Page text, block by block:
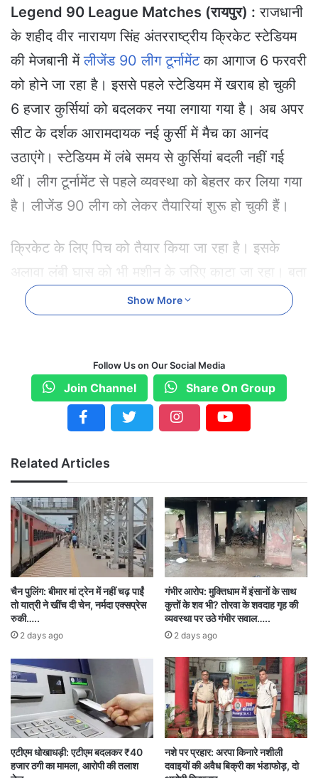
Legend 90 League Matches (रायपुर) : राजधानी
के शहीद वीर नारायण सिंह अंतरराष्ट्रीय क्रिकेट स्टेडियम
की मेजबानी मेंलीजेंड 90 लीग टूर्नामेंटका आगाज 6 फरवरी
को होने जा रहा है। इससे पहले स्टेडियम में खराब हो चुकी
6 हजार कुर्सियां को बदलकर नया लगाया गया है। अब अपर
सीट के दर्शक आरामदायक नई कुर्सी में मैच का आनंद
उठाएंगे। स्टेडियम में लंबे समय से कुर्सियां बदली नहीं गई
थीं। लीग टूर्नामेंट से पहले व्यवस्था को बेहतर कर लिया गया
है। लीजेंड 90 लीग को लेकर तैयारियां शुरू हो चुकी हैं।
क्रिकेट के लिए पिच को तैयार किया जा रहा है। इसके
अलावा लंबी घास को भी मशीन के जरिए काटा जा रहा। बता
दें कि आज सुबह से सभी 6 टीमों के 60 से अधिक खिलाड़ी
रायपुर पहुंचने लगेंगे। संभवतः छत्तीसगढ़ और दिल्ली की टीम
लगाया जा रहा है। आईपीएल की तर्ज पर दर्शकों को ओपनिंग
सेरेमनी देखने को मिलेगी। मैच के दौरान इस बार दर्शकों के
लिए खाने की सुविधा नहीं रहेगी। पानी लेकर साथ में लेकर
टिकट बुकिंग शुरू हो चुकी है। पहले दिन के लिए टिकट
स्टेडियम में ऑफलाइन भी टिकट मिलेगी। आयोजक द्वारा
व्यवस्था बनाई जा रही है। ऑनलाइन टिकट खरीदने वाले
दर्शक टिकट को स्कैन करवाकर सीधे स्टेडियम में प्रवेश
करेंगे। खिलाड़ियों के रहने की व्यवस्था शहर के भीतर की
गई है। क्रिकेट जगत के कई पूर्व अनुभवी सितारे प्रशंसकों
को रोमांचित करते नजर आएंगे। बता दें कि 6 से 17 फरवरी
तक मैच रायपुर में खेला जाएगा। अधिकांश दिनों में डबल-
हेडर मैच निर्धारित होने के कारण टूर्नामेंट क्वालीफायर की
ओर बढ़ेगा और 17 फरवरी को ग्रैंड फिनाले में समाप्त होगा।
डबल-हेडर मैच में पहला मैच शाम 4 बजे से रात 7 तक
चलेगा, जिसके बाद दूसरा मैच रात 7 के बाद रात 10 तक
Show More
Follow Us on Our Social Media
Join Channel Share On Group
Related Articles
चैन पुलिंग: बीमार मां ट्रेन में नहीं चढ़ पाईं
तो यात्री ने खींच दी चेन, नर्मदा एक्सप्रेस
रुकी…..
2 days ago
गंभीर आरोप: मुक्तिधाम में इंसानों के साथ
कुत्तों के शव भी? तोरवा के शवदाह गृह की
व्यवस्था पर उठे गंभीर सवाल…..
2 days ago
एटीएम धोखाधड़ी: एटीएम बदलकर ₹40
हजार ठगी का मामला, आरोपी की तलाश
नशे पर प्रहार: अरपा किनारे नशीली
दवाइयों की अवैध बिक्री का भंडाफोड़, दो